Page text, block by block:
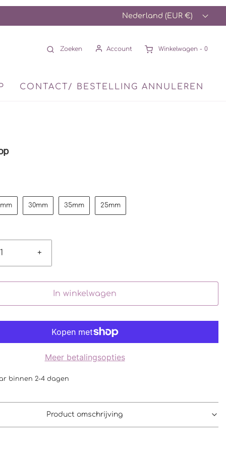
Nederland (EUR €)
Zoeken Account Winkelwagen - 0
CONTACT/ BESTELLING ANNULEREN
30mm 35mm 25mm
+
In winkelwagen
Meer betalingsopties
binnen 2-4 dagen
Product omschrijving